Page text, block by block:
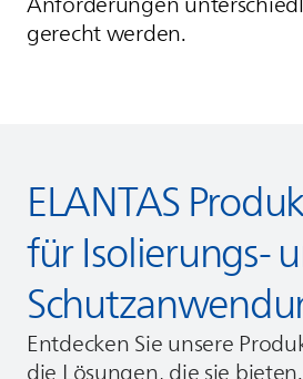
gerecht werden.
ELANTAS
für Isolierungs-
Entdecken Sie unsere